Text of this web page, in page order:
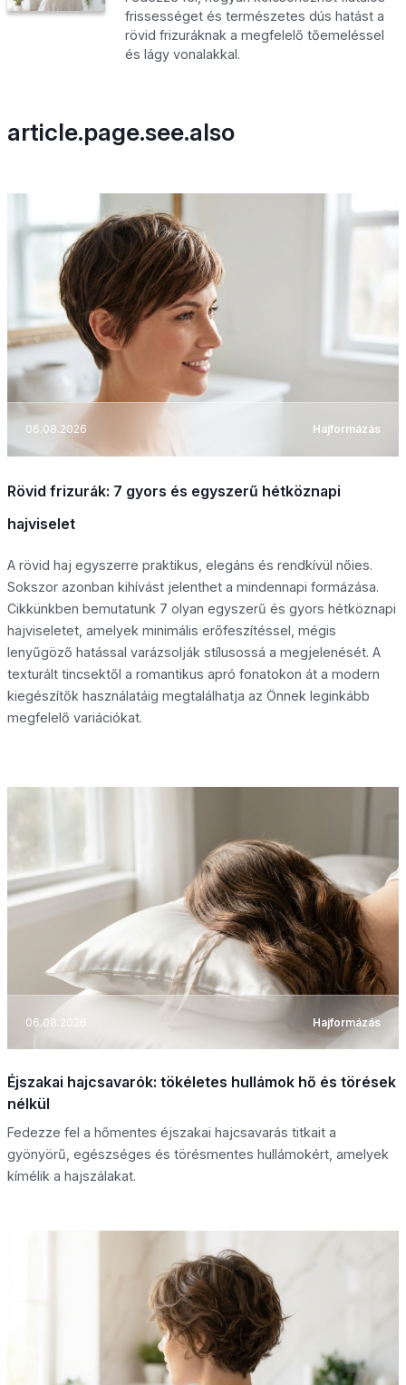
frissességet és természetes dús hatást a
rövid frizuráknak a megfelelő tőemeléssel
és lágy vonalakkal.
article.page.see.also
06.08.2026 Hajformázás
Rövid frizurák: 7 gyors és egyszerű hétköznapi
hajviselet
A rövid haj egyszerre praktikus, elegáns és rendkívül nőies.
Sokszor azonban kihívást jelenthet a mindennapi formázása.
Cikkünkben bemutatunk 7 olyan egyszerű és gyors hétköznapi
hajviseletet, amelyek minimális erőfeszítéssel, mégis
lenyűgöző hatással varázsolják stílusossá a megjelenését. A
texturált tincsektől a romantikus apró fonatokon át a modern
kiegészítők használatáig megtalálhatja az Önnek leginkább
megfelelő variációkat.
06.08.2026 Hajformázás
Éjszakai hajcsavarók: tökéletes hullámok hő és törések
nélkül
Fedezze fel a hőmentes éjszakai hajcsavarás titkait a
gyönyörű, egészséges és törésmentes hullámokért, amelyek
kímélik a hajszálakat.